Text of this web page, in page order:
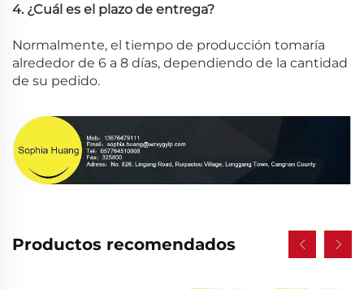
4. ¿Cuál es el plazo de entrega?
Normalmente, el tiempo de producción tomaría
alrededor de 6 a 8 días, dependiendo de la cantidad
de su pedido.
Productos recomendados